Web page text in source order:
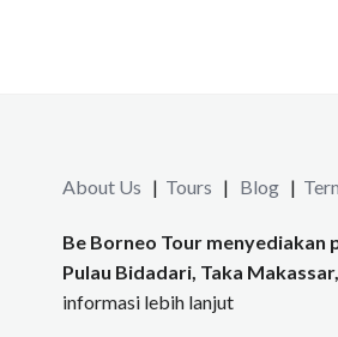
About Us | Tours | Blog |
Be Borneo Tour menyediakan
Pulau Bidadari, Taka
informasi lebih lanjut